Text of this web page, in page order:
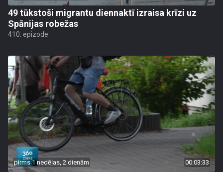
49 tūkstoši migrantu diennaktī izraisa krīzi uz
Spānijas robežas
410. epizode
pirms 1 nedēļas, 2 dienām 00:03:33